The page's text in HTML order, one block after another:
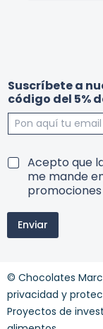
r
e
c
e
u
Suscríbete a
código del 5%
e
e
i
b
e
c
o
T
i
o
c
o
n
d
Acepto que
me mande
promociones
Enviar
© Chocolates
privacidad y
Proyectos de